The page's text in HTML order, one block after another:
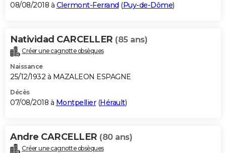
08/08/2018 à Clermont-Ferrand (Puy-de-Dôme)
Natividad CARCELLER (85 ans)
Créer une cagnotte obsèques
Naissance
25/12/1932 à MAZALEON ESPAGNE
Décès
07/08/2018 à Montpellier(Hérault)
Andre CARCELLER (80 ans)
Créer une cagnotte obsèques